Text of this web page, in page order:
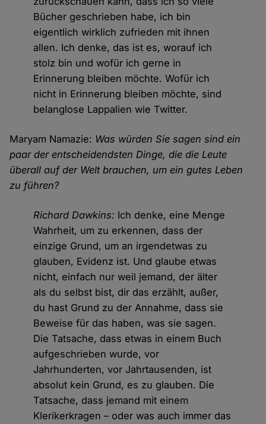
Bücher geschrieben habe, ich bin
eigentlich wirklich zufrieden mit ihnen
allen. Ich denke, das ist es, worauf ich
stolz bin und wofür ich gerne in
Erinnerung bleiben möchte. Wofür ich
nicht in Erinnerung bleiben möchte, sind
belanglose Lappalien wie Twitter.
Maryam Namazie: Was würden Sie sagen sind ein
paar der entscheidendsten Dinge, die die Leute
überall auf der Welt brauchen, um ein gutes Leben
zu führen?
Richard Dawkins: Ich denke, eine Menge
Wahrheit, um zu erkennen, dass der
einzige Grund, um an irgendetwas zu
glauben, Evidenz ist. Und glaube etwas
nicht, einfach nur weil jemand, der älter
als du selbst bist, dir das erzählt, außer,
du hast Grund zu der Annahme, dass sie
Beweise für das haben, was sie sagen.
Die Tatsache, dass etwas in einem Buch
aufgeschrieben wurde, vor
Jahrhunderten, vor Jahrtausenden, ist
absolut kein Grund, es zu glauben. Die
Tatsache, dass jemand mit einem
Klerikerkragen – oder was auch immer das